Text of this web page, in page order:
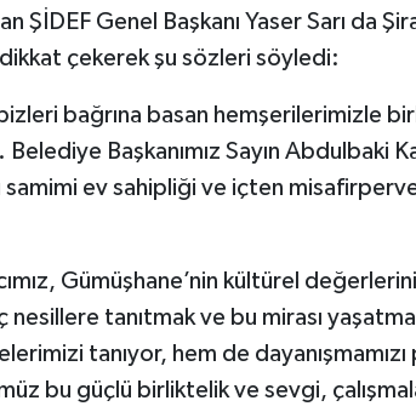
ŞİDEF Genel Başkanı Yaser Sarı da
çekerek şu sözleri söyledi:
bağrına basan hemşerilerimizle
Başkanımız Sayın Abdulbaki
ev sahipliği ve içten
Gümüşhane’nin kültürel
nesillere tanıtmak ve bu mirası
tanıyor, hem de
bu güçlü birliktelik ve sevgi,